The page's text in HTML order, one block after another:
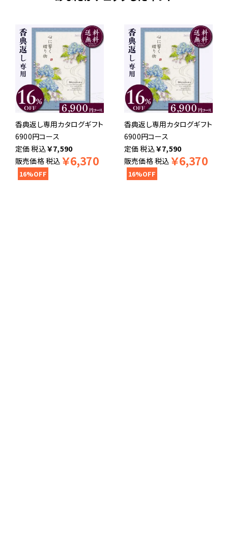
香典返し専用カタログギフト
6900円コース
税込￥7,590
販売価格税込 ￥6,370
16%OFF
香典返し専用カタログギフト
6900円コース
税込￥7,590
販売価格税込 ￥6,370
16%OFF